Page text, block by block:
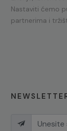
Nastaviti ćemo
partnerima i